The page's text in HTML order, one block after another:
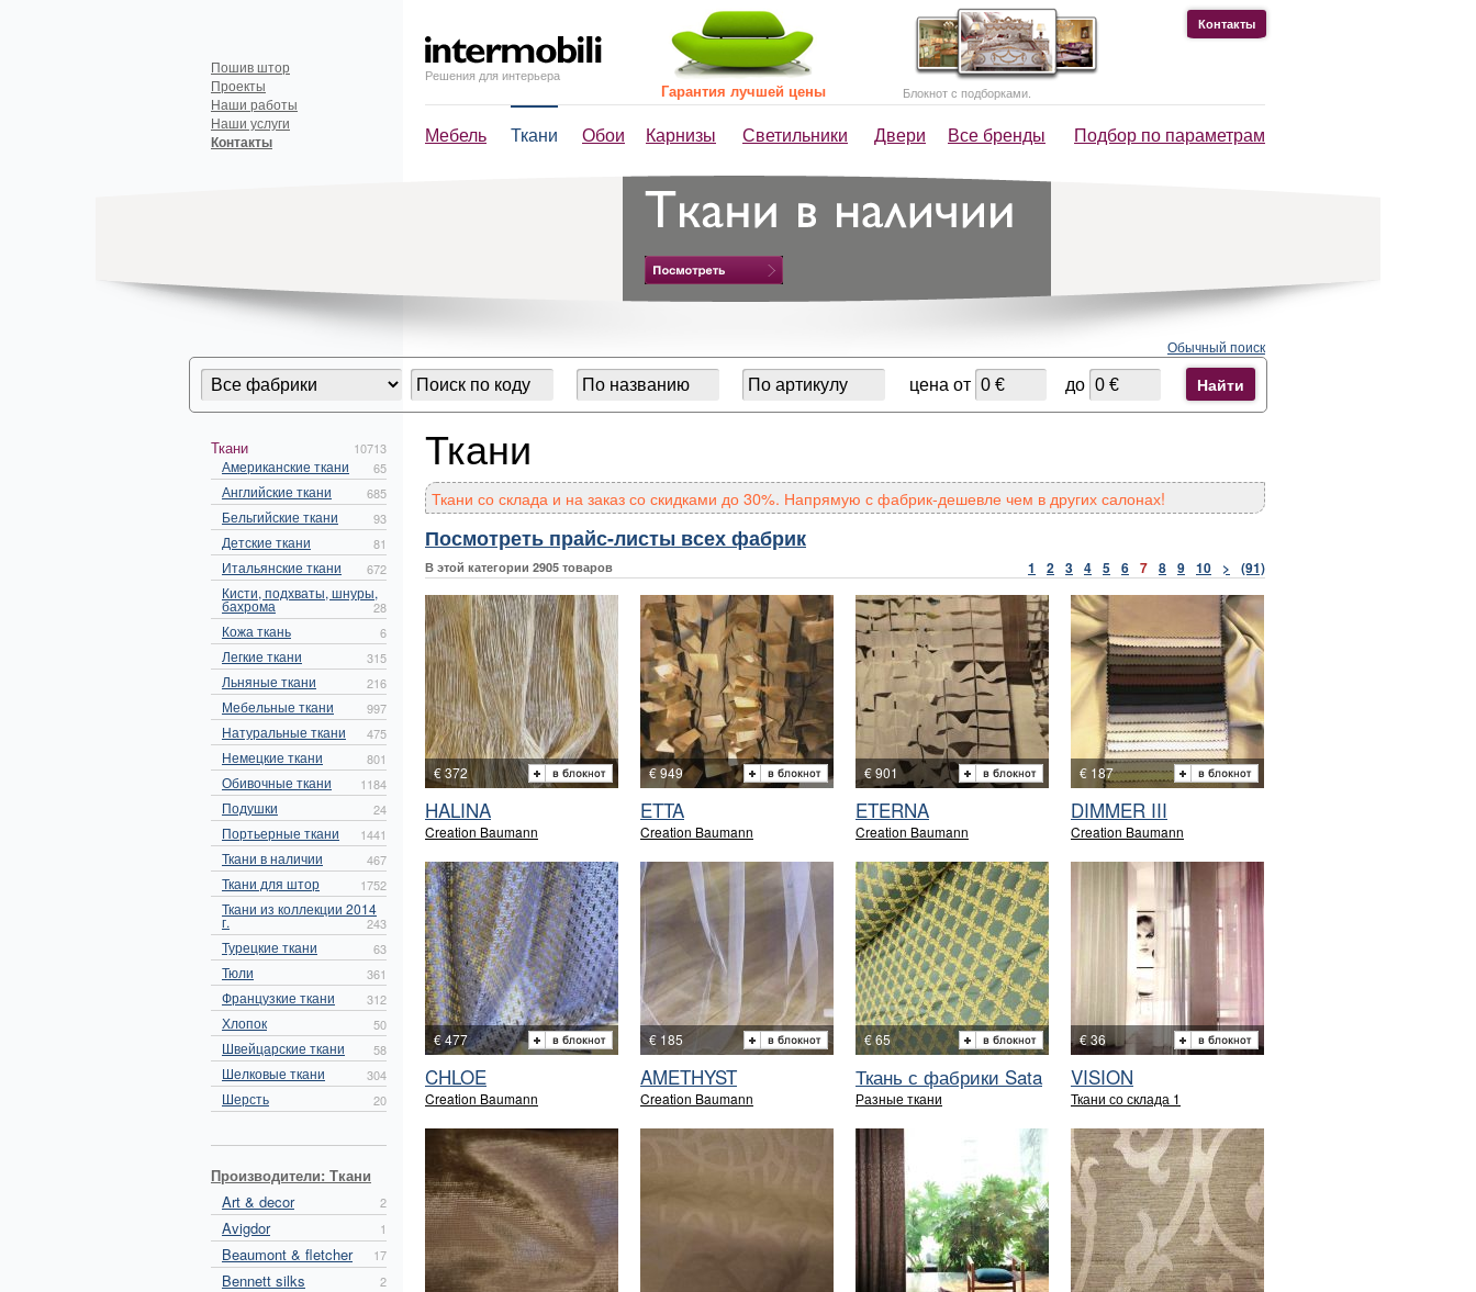
Решения для интерьера
Мебель Ткани Обои Карнизы Светильники Двери Все бренды Подбор по параметрам
Пошив штор
Проекты
Наши работы
Наши услуги
Контакты
Контакты
Гарантия лучшей цены Блокнот с подборками.
Обычный поиск
цена от до Найти
Ткани 10713
Американские ткани 65
Английские ткани 685
Бельгийские ткани 93
Детские ткани 81
Итальянские ткани 672
Кисти, подхваты, шнуры,
бахрома 28
Кожа ткань 6
Легкие ткани 315
Льняные ткани 216
Мебельные ткани 997
Натуральные ткани 475
Немецкие ткани 801
Обивочные ткани 1184
Подушки 24
Портьерные ткани 1441
Ткани в наличии 467
Ткани для штор 1752
Ткани из коллекции 2014
г. 243
Турецкие ткани 63
Тюли 361
Французкие ткани 312
Хлопок 50
Швейцарские ткани 58
Шелковые ткани 304
Шерсть 20
Производители: Ткани
Art & decor
2
Avigdor 1
Beaumont & fletcher 17
Bennett silks 2
Ткани
Ткани со склада и на заказ со скидками до 30%. Напрямую с фабрик-дешевле чем в других салонах!
Посмотреть прайс-листы всех фабрик
В этой категории 2905 товаров 1 2 3 4 5 6 7 8 9 10 > (91)
€ 372
HALINA
Creation Baumann
€ 949
ETTA
Creation Baumann
€ 901
ETERNA
Creation Baumann
€ 187
DIMMER III
Creation Baumann
€ 477
CHLOE
Creation Baumann
€ 185
AMETHYST
Creation Baumann
€ 65
Ткань с фабрики Sata
Разные ткани
€ 36
VISION
Ткани со склада 1